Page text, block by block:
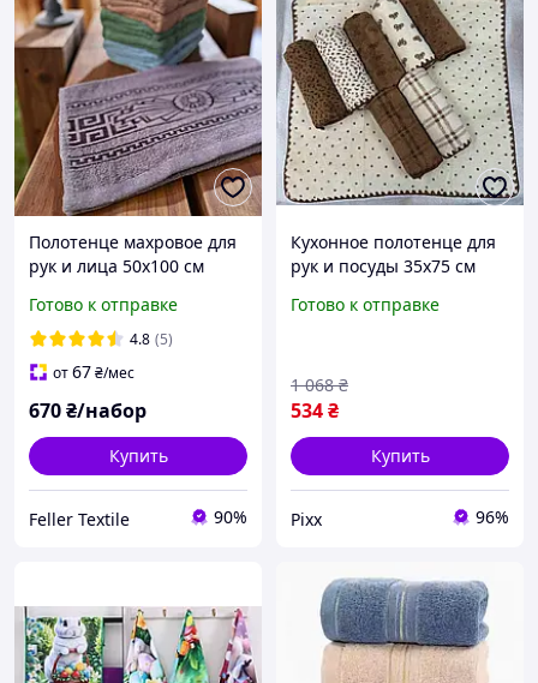
Полотенце махровое для
рук и лица 50х100 см
штук
Готово к отправке
4.8 (5)
от67₴/мес
670₴/набор
Купить
Feller Textile 90%
Кухонное полотенце для
рук и посуды 35х75 см
микрофибра упаковка 10
Готово к отправке
534₴
1 068 ₴
Купить
Pixx 96%